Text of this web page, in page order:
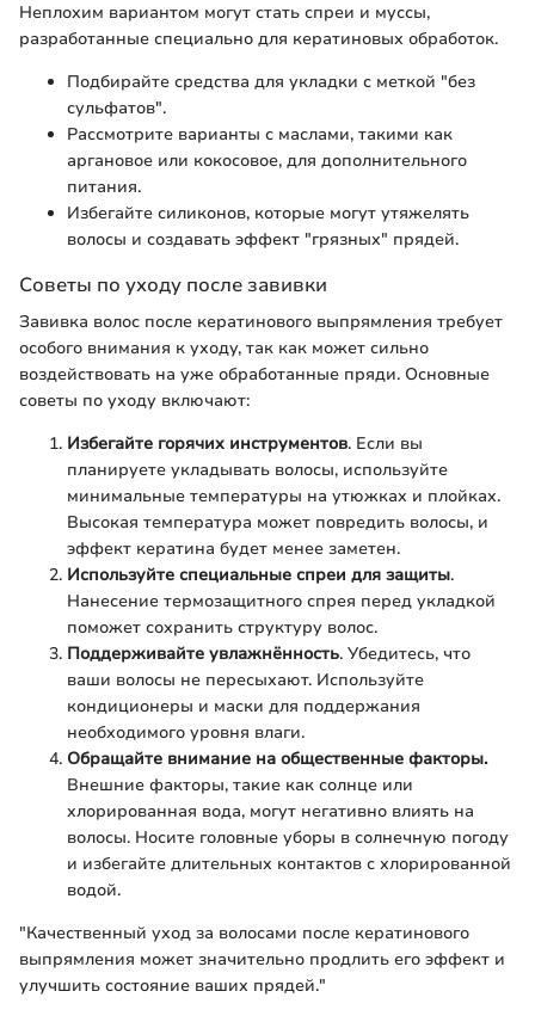
Неплохим вариантом могут стать спреи и муссы,
разработанные специально для кератиновых обработок.
Подбирайте средства для укладки с меткой "без
сульфатов".
Рассмотрите варианты с маслами, такими как
аргановое или кокосовое, для дополнительного
питания.
Избегайте силиконов, которые могут утяжелять
волосы и создавать эффект "грязных" прядей.
Советы по уходу после завивки
Завивка волос после кератинового выпрямления требует
особого внимания к уходу, так как может сильно
воздействовать на уже обработанные пряди. Основные
советы по уходу включают:
Избегайте горячих инструментов. Если вы
планируете укладывать волосы, используйте
минимальные температуры на утюжках и плойках.
Высокая температура может повредить волосы, и
эффект кератина будет менее заметен.
Используйте специальные спреи для защиты.
Нанесение термозащитного спрея перед укладкой
поможет сохранить структуру волос.
Поддерживайте увлажнённость. Убедитесь, что
ваши волосы не пересыхают. Используйте
кондиционеры и маски для поддержания
необходимого уровня влаги.
Обращайте внимание на общественные факторы.
Внешние факторы, такие как солнце или
хлорированная вода, могут негативно влиять на
волосы. Носите головные уборы в солнечную погоду
и избегайте длительных контактов с хлорированной
водой.
"Качественный уход за волосами после кератинового
выпрямления может значительно продлить его эффект и
улучшить состояние ваших прядей."